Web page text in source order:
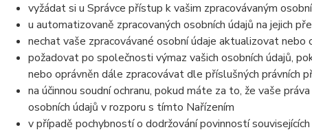
vyžádat si u Správce přístup k vašim zpracovávaným
u automatizovaně zpracovaných osobních údajů na jejich
nechat vaše zpracovávané osobní údaje aktualizovat
požadovat po společnosti výmaz vašich osobních údajů,
nebo oprávněn dále zpracovávat dle příslušných právních
na účinnou soudní ochranu, pokud máte za to, že vaše
osobních údajů v rozporu s tímto Nařízením
v případě pochybností o dodržování povinností